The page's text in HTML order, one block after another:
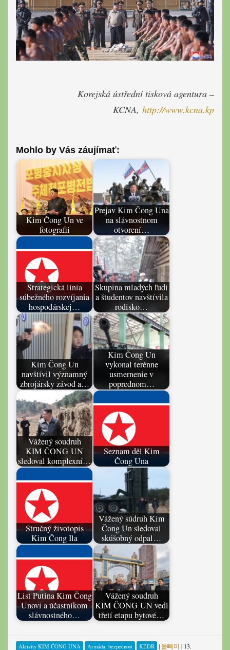
Korejská ústřední tisková agentura –
KCNA, http://www.kcna.kp
Mohlo by Vás záujímať:
Kim Čong Un ve
fotografii
Prejav Kim Čong Una
na slávnostnom
otvorení…
Strategická línia
súbežného rozvíjania
hospodárskej…
Skupina mladých ľudí
a študentov navštívila
rodisko…
Kim Čong Un
navštívil významný
zbrojársky závod a…
Kim Čong Un
vykonal terénne
usmernenie v
poprednom…
Vážený soudruh
KIM ČONG UN
sledoval komplexní…
Seznam děl Kim
Čong Una
Stručný životopis
Kim Čong Ila
Vážený súdruh Kim
Čong Un sledoval
skúšobný odpal…
List Putina Kim Čong
Unovi a účastníkom
slávnostného…
Vážený soudruh
KIM ČONG UN vedl
třetí etapu bytové…
Aktivity KIM ČONG UNA Armáda, bezpečnost KĽDR | 올빼미 | 13.